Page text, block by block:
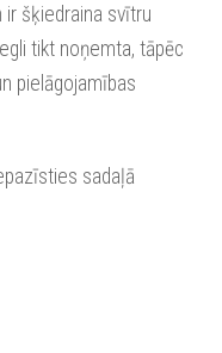
šķiedraina svītru
tikt noņemta, tāpēc
pielāgojamības
sadaļā